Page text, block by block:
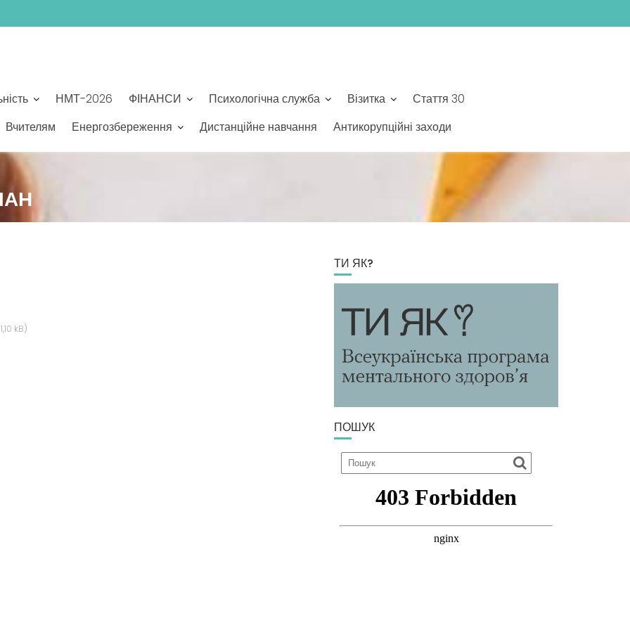
НМТ-2026 ФІНАНСИ Психологічна служба Візитка
Стаття 30
Вчителям Енергозбереження Дистанційне навчання Антикорупційні заходи
ТИ ЯК?
ПОШУК